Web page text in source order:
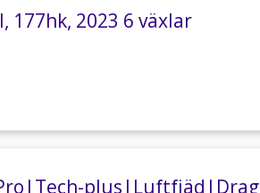
177hk, 2023 6 växlar
plus|Luftfjäd|Drag